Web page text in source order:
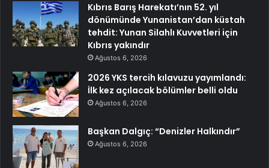
Kıbrıs Barış Harekatı’nın 52. yıl
dönümünde Yunanistan’dan küstah
tehdit: Yunan Silahlı Kuvvetleri için
Kıbrıs yakındır
Ağustos 6, 2026
2026 YKS tercih kılavuzu yayımlandı:
İlk kez açılacak bölümler belli oldu
Ağustos 6, 2026
Başkan Dalgıç: “Denizler Halkındır”
Ağustos 6, 2026